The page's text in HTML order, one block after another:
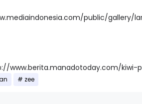
www.berita.manadotoday.com/
zee